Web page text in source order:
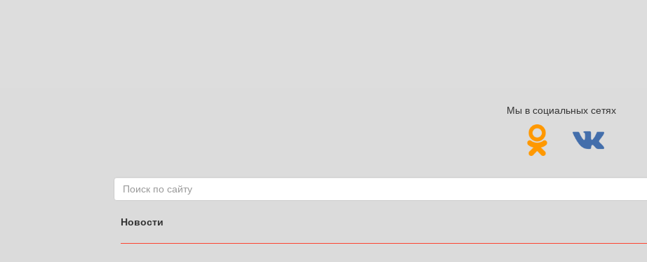
Мы в социальных сетях
Новости